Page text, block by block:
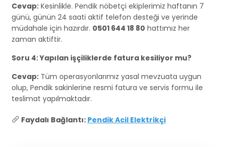
Cevap: Kesinlikle. Pendik nöbetçi ekiplerimiz haftanın 7
günü, günün 24 saati aktif telefon desteği ve yerinde
müdahale için hazırdır. 0501 644 18 80 hattımız her
zaman aktiftir.
Soru 4: Yapılan işçiliklerde fatura kesiliyor mu?
Cevap: Tüm operasyonlarımız yasal mevzuata uygun
olup, Pendik sakinlerine resmi fatura ve servis formu ile
teslimat yapılmaktadır.
Faydalı Bağlantı: Pendik Acil Elektrikçi